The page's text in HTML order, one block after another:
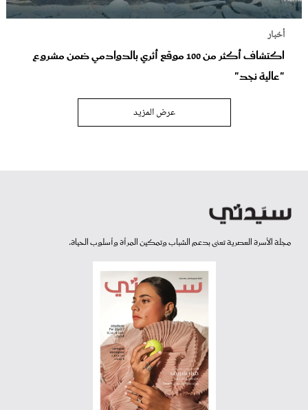
أخبار
اكتشاف أكثر من 100 موقع أثري بالدوادمي ضمن مشروع
"عالية نجد"
عرض المزيد
مجلة الأسرة العصرية تعنى بدعم الشباب وتمكين المرأة وأسلوب الحياة.